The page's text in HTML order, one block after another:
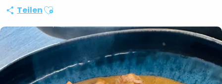
TeilenAjouter aux favoris